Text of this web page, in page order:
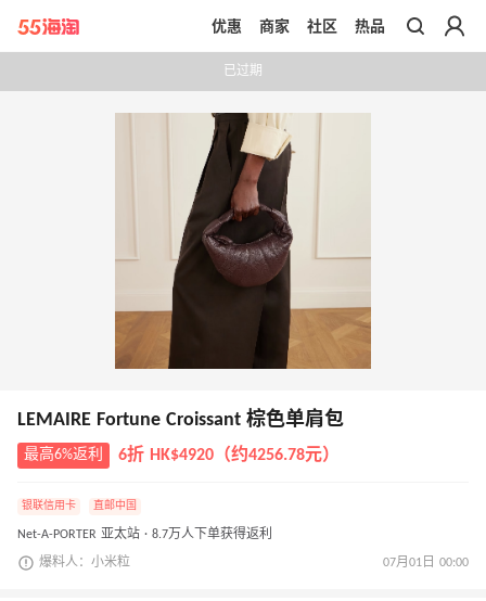
带你去官网买正品
优惠 商家 社区 热品
已过期
LEMAIRE Fortune Croissant 棕色单肩包
最高6%返利 6折 HK$4920（约4256.78元）
银联信用卡 直邮中国
Net-A-PORTER 亚太站 · 8.7万人下单获得返利
爆料人：小米粒 07月01日 00:00